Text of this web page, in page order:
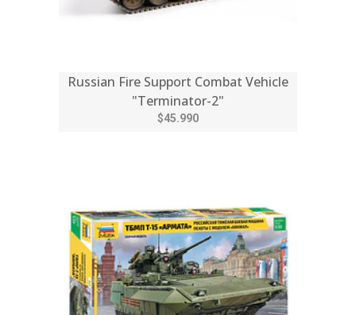
Russian Fire Support Combat Vehicle
"Terminator-2"
$45.990